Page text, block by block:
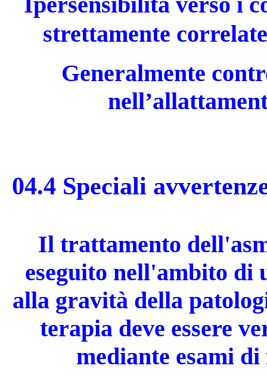
strettamente
Generalmente
04.4 Speciali
Il trattamento
eseguito nell'ambito di
alla gravità della
terapia deve essere
mediante esami